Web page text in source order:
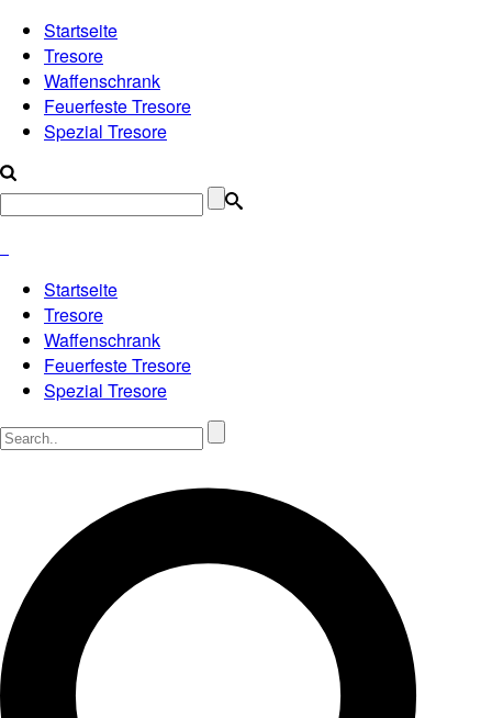
Startseite
Tresore
Waffenschrank
Feuerfeste Tresore
Spezial Tresore
Startseite
Tresore
Waffenschrank
Feuerfeste Tresore
Spezial Tresore